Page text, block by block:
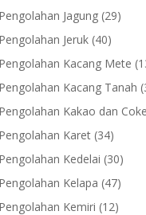
products
Jagung 2929
Jeruk 4040
Kacang Mete
Kacang Tanah
Kakao dan
Karet 3434
Kedelai 3030
Kelapa 4747
Kemiri 1212